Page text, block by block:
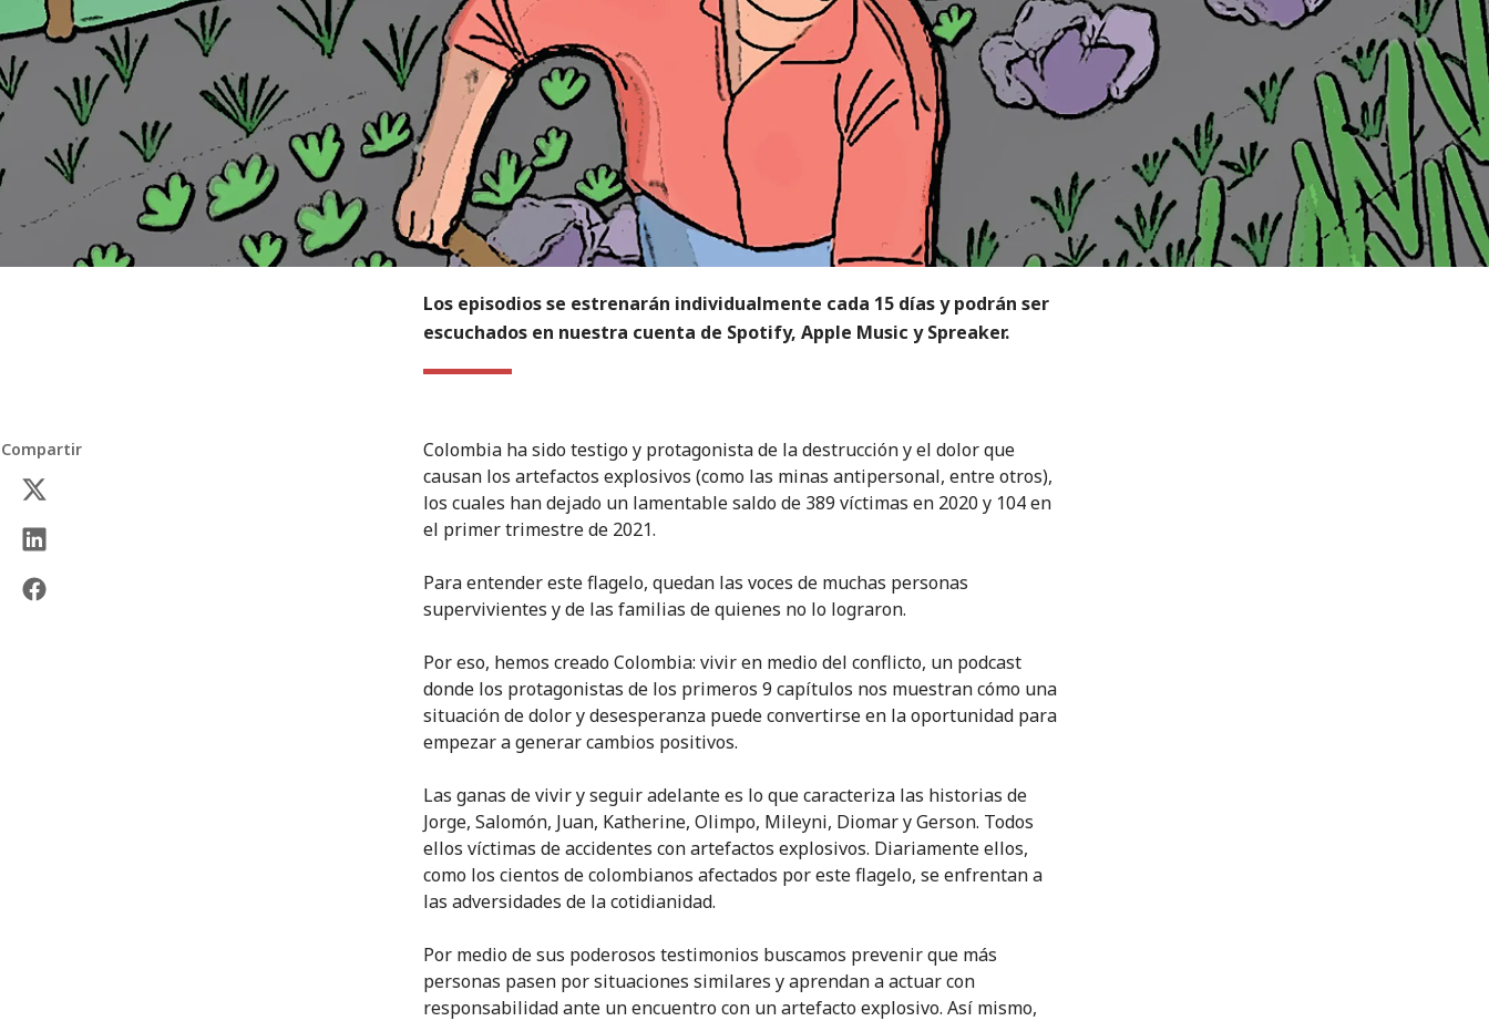
Los episodios se estrenarán individualmente cada 15 días y podrán ser
escuchados en nuestra cuenta de Spotify, Apple Music y Spreaker.
Compartir
Colombia ha sido testigo y protagonista de la destrucción y el dolor que
causan los artefactos explosivos (como las minas antipersonal, entre otros),
los cuales han dejado un lamentable saldo de 389 víctimas en 2020 y 104 en
el primer trimestre de 2021.
Para entender este flagelo, quedan las voces de muchas personas
supervivientes y de las familias de quienes no lo lograron.
Por eso, hemos creado Colombia: vivir en medio del conflicto, un podcast
donde los protagonistas de los primeros 9 capítulos nos muestran cómo una
situación de dolor y desesperanza puede convertirse en la oportunidad para
empezar a generar cambios positivos.
Las ganas de vivir y seguir adelante es lo que caracteriza las historias de
Jorge, Salomón, Juan, Katherine, Olimpo, Mileyni, Diomar y Gerson. Todos
ellos víctimas de accidentes con artefactos explosivos. Diariamente ellos,
como los cientos de colombianos afectados por este flagelo, se enfrentan a
las adversidades de la cotidianidad.
Por medio de sus poderosos testimonios buscamos prevenir que más
personas pasen por situaciones similares y aprendan a actuar con
responsabilidad ante un encuentro con un artefacto explosivo. Así mismo,